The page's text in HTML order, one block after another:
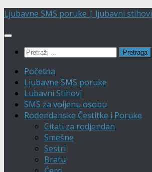
Skip
content
Ljubavne SMS poruke | ljubavni stihovi
Pretraga:
Početna
Ljubavne SMS poruke
Lubavni Stihovi
SMS za voljenu osobu
Rođendanske Čestitke i Poruke
Citati za rodjendan
Smešne
Sestri
Bratu